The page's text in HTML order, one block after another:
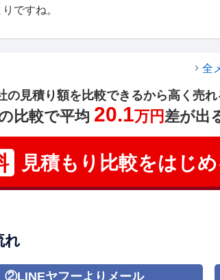
ですね。
全
の見積り額を比較できるから高く売れ
比較で平均 20.1万円差が出
見積もり比較をはじ
れ
②LINEヤフーよりメール